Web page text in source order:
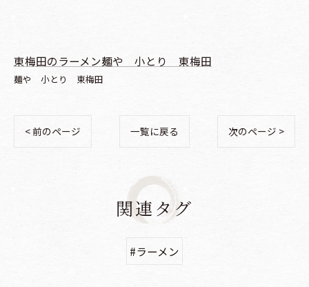
東梅田のラーメン麺や 小とり 東梅田
麺や 小とり 東梅田
< 前のページ 一覧に戻る 次のページ >
関連タグ
#ラーメン